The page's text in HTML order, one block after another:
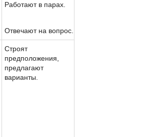
Работают в парах.
Отвечают на вопрос.
Строят
предположения,
предлагают
варианты.